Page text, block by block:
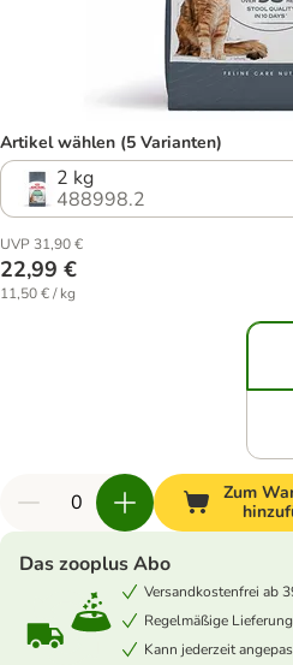
Artikel wählen (5 Varianten)
2 kg
488998.2
UVP 31,90 €
22,99 €
11,50 € / kg
Zum
Das zooplus Abo
Versandkostenfrei ab
Regelmäßige
Kann jederzeit